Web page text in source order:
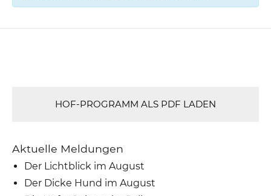
HOF-PROGRAMM ALS PDF LADEN
Aktuelle Meldungen
Der Lichtblick im August
Der Dicke Hund im August